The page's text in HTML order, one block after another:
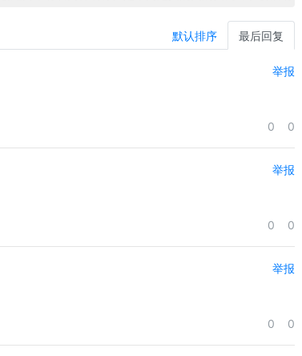
默认排序 最后回复
举报
0 0
举报
0 0
举报
0 0